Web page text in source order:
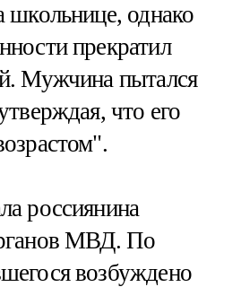
школьнице, однако
прекратил
Мужчина пытался
что его
россиянина
МВД. По
возбуждено